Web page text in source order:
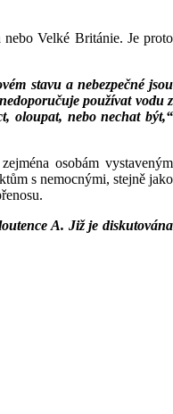
Velké Británie. Je proto
stavu a nebezpečné jsou
používat vodu z
oloupat, nebo nechat být,“
osobám vystaveným
s nemocnými, stejně jako
A. Již je diskutována